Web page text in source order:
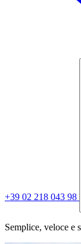
+39 02 218 043 98
Semplice, veloce e